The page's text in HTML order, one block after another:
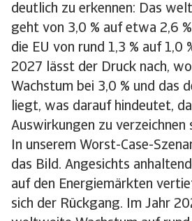
deutlich zu erkennen: Das
geht von 3,0 % auf etwa 2,6
die EU von rund 1,3 % auf 1,0
2027 lässt der Druck nach,
Wachstum bei 3,0 % und das
liegt, was darauf hindeutet,
Auswirkungen zu verzeichnen
In unserem Worst-Case-
das Bild. Angesichts
auf den Energiemärkten
sich der Rückgang. Im Jahr